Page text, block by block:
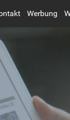
Stromversorgung
Ventilatoren
Werbung